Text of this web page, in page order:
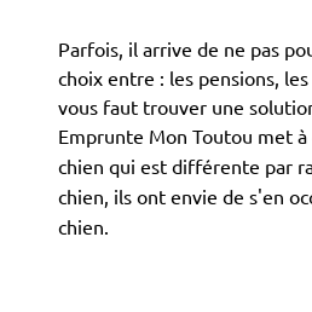
Parfois, il arrive de ne pas
choix entre : les pensions,
vous faut trouver une
Emprunte Mon Toutou met
chien qui est différente par
chien, ils ont envie de s'en
chien.